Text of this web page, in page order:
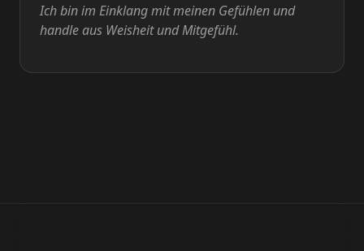
Ich bin im Einklang mit meinen Gefühlen und
handle aus Weisheit und Mitgefühl.